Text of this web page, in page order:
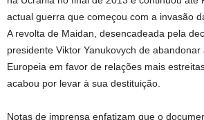
actual guerra que começou com a invasão
A revolta de Maidan, desencadeada pela
presidente Viktor Yanukovych de
Europeia em favor de relações mais
acabou por levar à sua destituição.
Notas de imprensa enfatizam que o